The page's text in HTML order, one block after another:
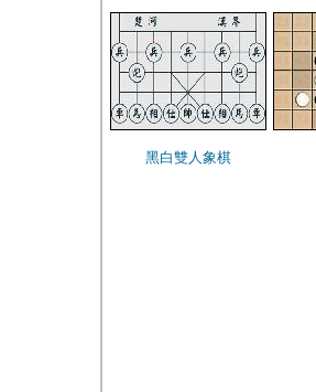
黑白雙人象棋